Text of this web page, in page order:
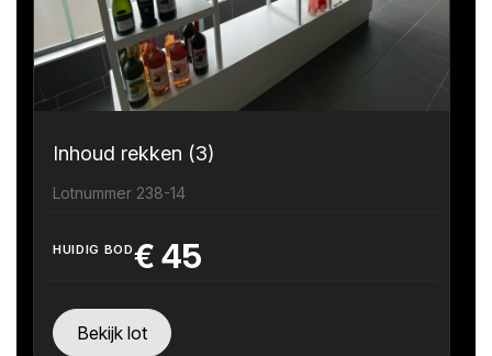
Inhoud rekken (3)
Lotnummer 238-14
HUIDIG BOD€ 45
Bekijk lot